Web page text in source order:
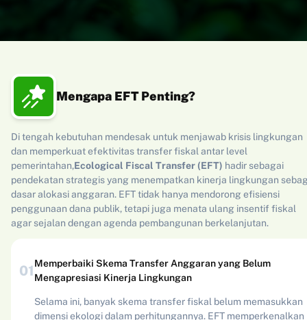
Mengapa EFT Penting?
Di tengah kebutuhan mendesak untuk menjawab krisis lingkungan
dan memperkuat efektivitas transfer fiskal antar level
pemerintahan,Ecological Fiscal Transfer (EFT) hadir sebagai
pendekatan strategis yang menempatkan kinerja lingkungan
dasar alokasi anggaran. EFT tidak hanya mendorong efisiensi
penggunaan dana publik, tetapi juga menata ulang insentif fiskal
agar sejalan dengan agenda pembangunan berkelanjutan.
01Memperbaiki Skema Transfer Anggaran yang Belum
Mengapresiasi Kinerja Lingkungan
Selama ini, banyak skema transfer fiskal belum memasukkan
dimensi ekologi dalam perhitungannya. EFT memperkenalkan